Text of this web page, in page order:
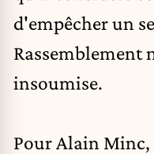
d'empêcher un
Rassemblement
insoumise.
Pour Alain